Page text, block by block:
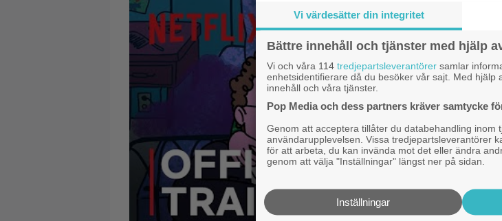
Vi värdesätter din integritet
Bättre innehåll och tjänster med hjälp
Vi och våra 114 tredjepartsleverantörer samlar
enhetsidentifierare då du besöker vår sajt. Med hjälp
innehåll och våra tjänster.
Pop Media och dess partners kräver samtycke
Genom att acceptera tillåter du databehandling inom
användarupplevelsen. Vissa tredjepartsleverantörer
för att arbeta, du kan invända mot det eller ändra
genom att välja "Inställningar" längst ner på sidan.
Inställningar